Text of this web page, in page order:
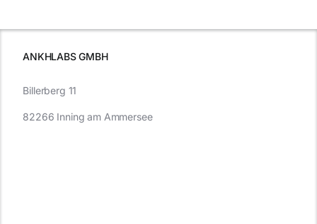
müssen
ANKHLABS GMBH
Billerberg 11
82266 Inning am Ammersee